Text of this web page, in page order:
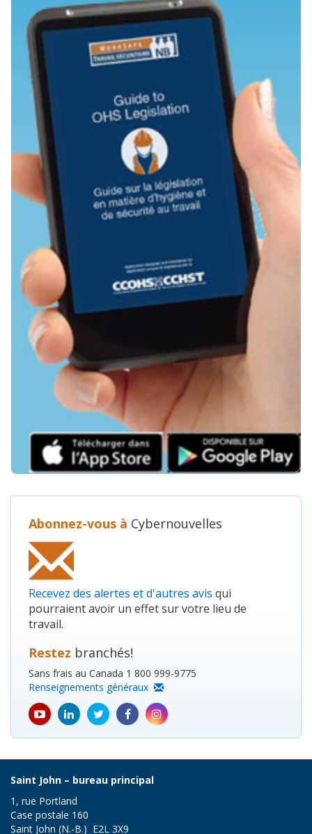
Abonnez-vous à Cybernouvelles
Recevez des alertes et d'autres avis qui
pourraient avoir un effet sur votre lieu de
travail.
Restez branchés!
Sans frais au Canada 1 800 999-9775
Renseignements généraux
youtube
icon
Linkedin
icon
Twitter
icon
Facebook
icon
Instagram
icon
Saint John – bureau principal
1, rue Portland
Case postale 160
Saint John (N.-B.) E2L 3X9